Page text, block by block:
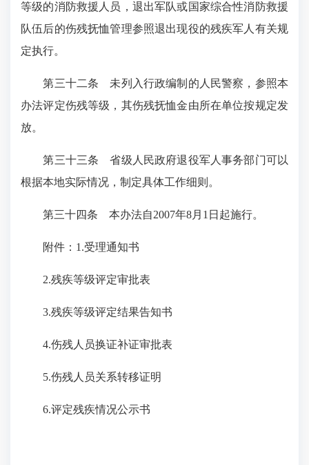
等级的消防救援人员，退出军队或国家综合性消防救援
队伍后的伤残抚恤管理参照退出现役的残疾军人有关规
定执行。
第三十二条 未列入行政编制的人民警察，参照本
办法评定伤残等级，其伤残抚恤金由所在单位按规定发
放。
第三十三条 省级人民政府退役军人事务部门可以
根据本地实际情况，制定具体工作细则。
第三十四条 本办法自2007年8月1日起施行。
附件：1.受理通知书
2.残疾等级评定审批表
3.残疾等级评定结果告知书
4.伤残人员换证补证审批表
5.伤残人员关系转移证明
6.评定残疾情况公示书